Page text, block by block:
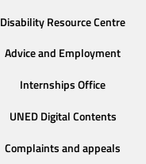
Disability Resource Centre
Advice and Employment
Internships Office
UNED Digital Contents
Complaints and appeals